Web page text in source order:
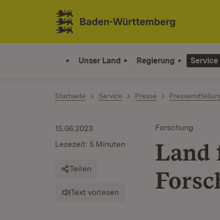
Zum Inhalt springen
Link zur Startseite
Unser Land Regierung Service
Startseite Service Presse
Forschung
Land
15.06.2023
Lesezeit: 5 Minuten
Teilen
Text vorlesen